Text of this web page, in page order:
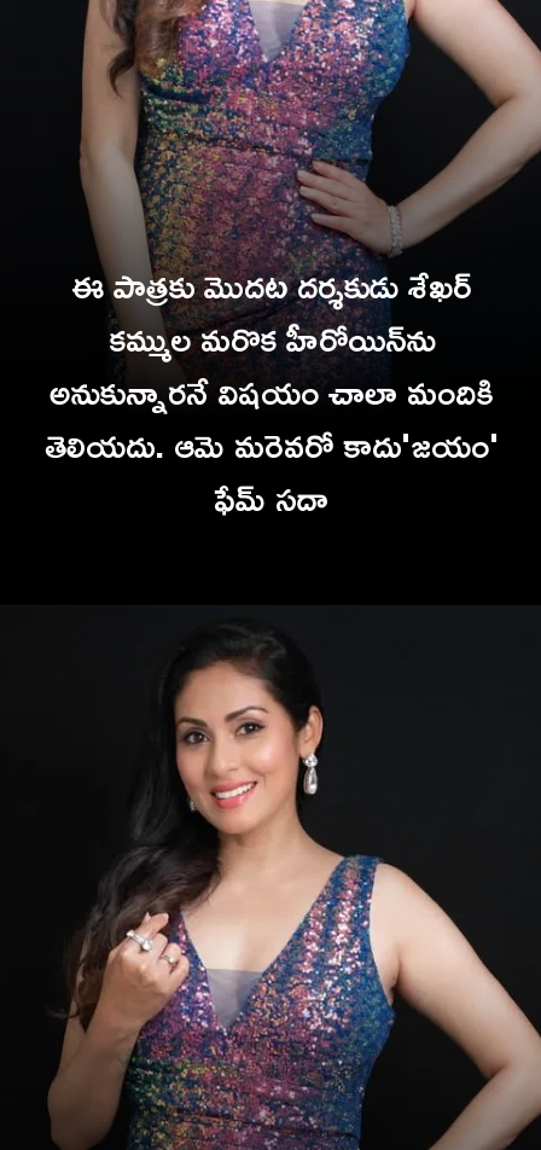
ఈ పాత్రకు మొదట దర్శకుడు శేఖర్
కమ్ముల మరొక హీరోయిన్‌ను
అనుకున్నారనే విషయం చాలా మందికి
తెలియదు. ఆమె మరెవరో కాదు'జయం'
ఫేమ్ సదా